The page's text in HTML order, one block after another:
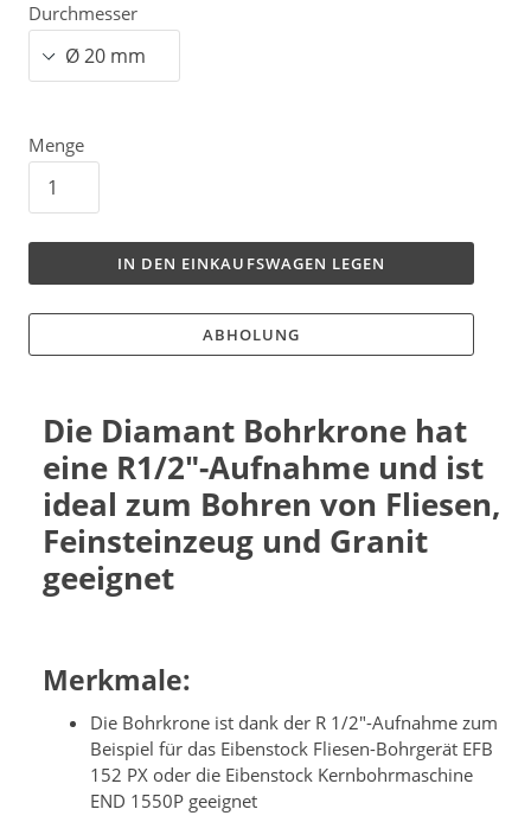
Durchmesser
Menge
IN DEN EINKAUFSWAGEN LEGEN
ABHOLUNG
Die Diamant Bohrkrone hat
eine R1/2"-Aufnahme und ist
ideal zum Bohren von Fliesen,
Feinsteinzeug und Granit
geeignet
Merkmale:
Die Bohrkrone ist dank der R 1/2"-Aufnahme zum
Beispiel für das Eibenstock Fliesen-Bohrgerät EFB
152 PX oder die Eibenstock Kernbohrmaschine
END 1550P geeignet